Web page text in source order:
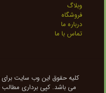
وبلاگ
فروشگاه
درباره ما
تماس با ما
می باشد. کپی برداری